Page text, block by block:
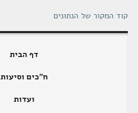
קוד המקור של הנתונים
דף הבית
ח"כים וסיעות
ועדות